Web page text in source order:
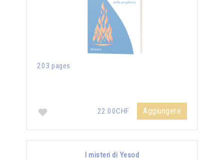
203 pages
22.00CHF Aggiungere
I misteri di Yesod